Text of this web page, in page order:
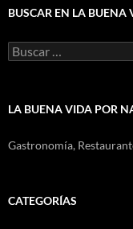
BUSCAR EN LA BUENA
Buscar:
LA BUENA VIDA POR
Gastronomía,
CATEGORÍAS